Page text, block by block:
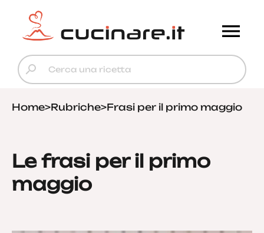
Home>Rubriche>Frasi per il primo maggio
Le frasi per il primo
maggio